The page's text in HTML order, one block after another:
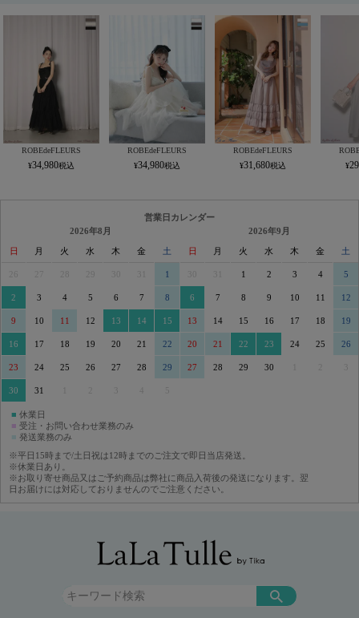
ROBEdeFLEURS
34,980
ROBEdeFLEURS
34,980
ROBEdeFLEURS
31,680
営業日カレンダー
2026年8月
日 月 火 水 木 金 土
29 30 31 1
2 3 4 5 6 7 8
9 10 11 12 13 14 15
16 17 18 19 20 21 22
23 24 25 26 27 28 29
30 31 3 5
2026年9月
日 月 火 水 木 金 土
30 31 1 2 3 4 5
6 7 8 9 10 11 12
13 14 15 16 17 18 19
20 21 22 23 24 25 26
27 28 29 30 3
■ 休業日
■ 受注・お問い合わせ業務のみ
■ 発送業務のみ
※平日15時まで/土日祝は12時までのご注文で即日当店発送。
※休業日あり。
※お取り寄せ商品又はご予約商品は弊社に商品入荷後の発送になります。翌
日お届けには対応しておりませんのでご注意ください。